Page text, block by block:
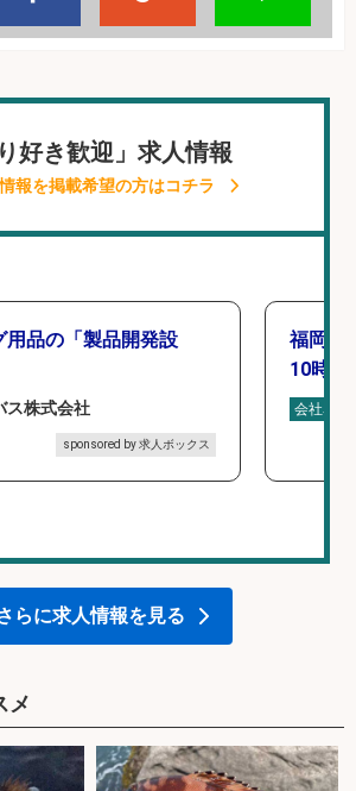
り好き歓迎」求人情報
報を掲載希望の方はコチラ
用品の「製品開発設
ス株式会社
sponsored by 求人ボックス
福岡「
10時間
会社名
らに求人情報を見る
メ